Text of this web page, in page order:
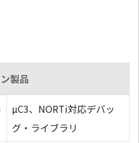
製品
µC3、NORTi対応デバッ
グ・ライブラリ